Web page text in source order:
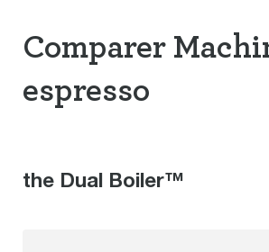
Comparer
Comparer
espresso
the Dual Boiler™